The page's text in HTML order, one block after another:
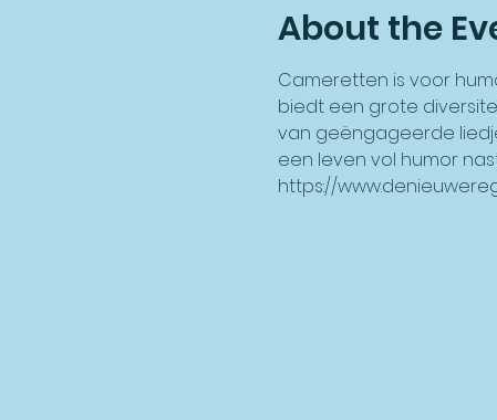
About the
Cameretten is voor
biedt een grote
van geëngageerde
een leven vol humor
https://